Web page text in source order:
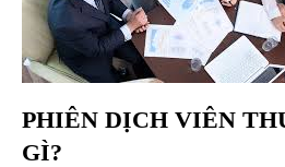
PHIÊN DỊCH VIÊN
GÌ?